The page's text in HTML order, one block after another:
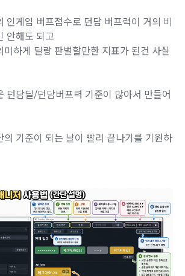
인게임 버프점수로 던담 버프력이 거의 비
안해도 되고
미하게 딜량 판벌할만한 지표가 된건 사실
던담딜/던담버프력 기준이 많아서 만들어
의 기준이 되는 날이 빨리 끝나기를 기원하